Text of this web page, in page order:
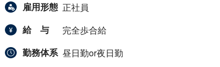
雇用形態 正社員
給与
完全歩合給
勤務体系 昼日勤or夜日勤